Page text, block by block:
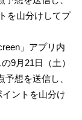
を山分けしてプ
」アプリ内
9月21日（土）
想を送信し、
ントを山分け